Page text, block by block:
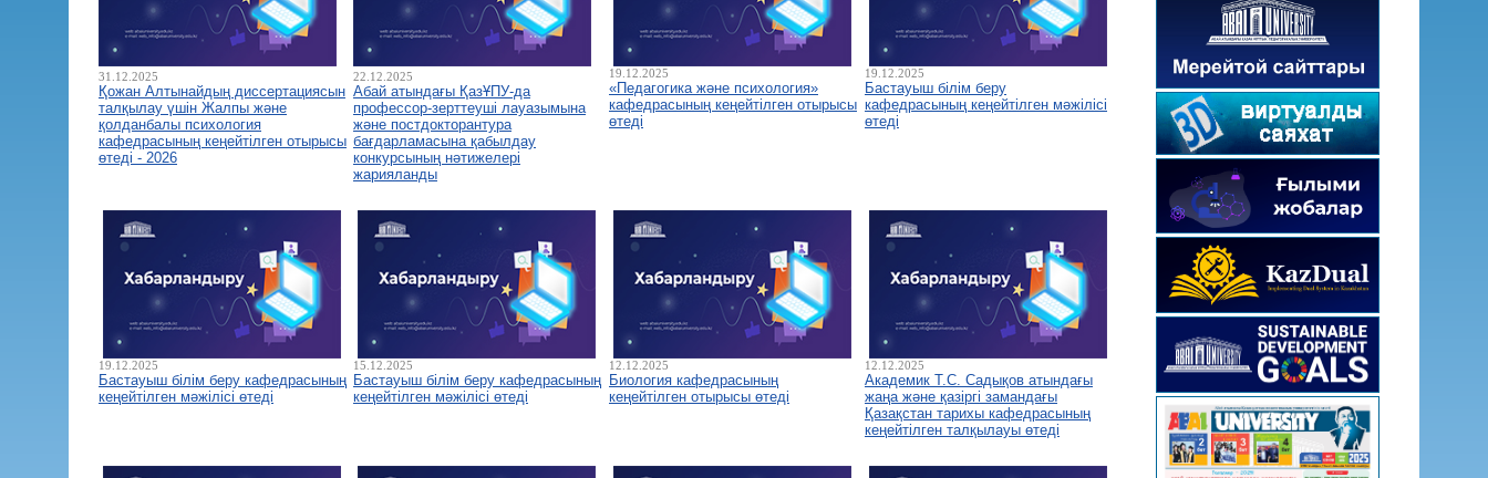
31.12.2025
Қожан Алтынайдың диссертациясын
талқылау үшін Жалпы және
қолданбалы психология
кафедрасының кеңейтілген отырысы
өтеді - 2026
22.12.2025
Абай атындағы ҚазҰПУ-да
профессор-зерттеуші лауазымына
және постдокторантура
бағдарламасына қабылдау
конкурсының нәтижелері
жарияланды
19.12.2025
«Педагогика және психология»
кафедрасының кеңейтілген отырысы
өтеді
19.12.2025
Бастауыш білім беру
кафедрасының кеңейтілген мәжілісі
өтеді
19.12.2025
Бастауыш білім беру кафедрасының
кеңейтілген мәжілісі өтеді
15.12.2025
Бастауыш білім беру кафедрасының
кеңейтілген мәжілісі өтеді
12.12.2025
Биология кафедрасының
кеңейтілген отырысы өтеді
12.12.2025
Академик Т.С. Садықов атындағы
жаңа және қазіргі замандағы
Қазақстан тарихы кафедрасының
кеңейтілген талқылауы өтеді